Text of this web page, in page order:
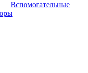
Вспомогательные